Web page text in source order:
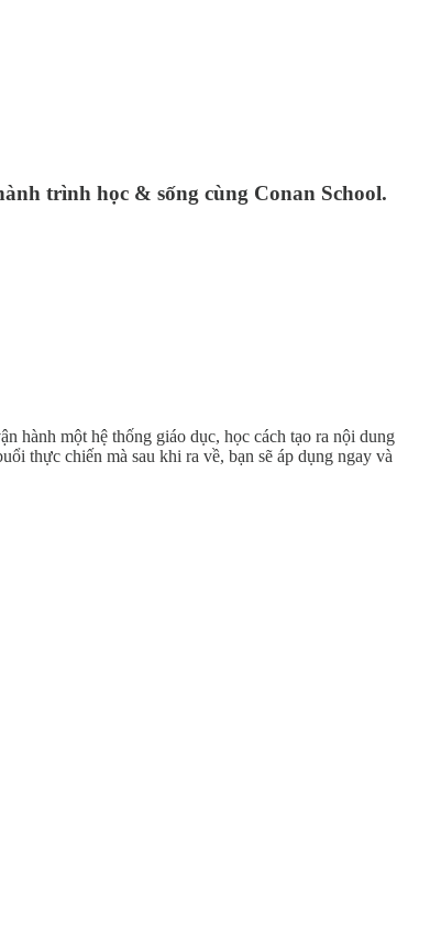
trình học & sống cùng Conan School.
hành một hệ thống giáo dục, học cách tạo ra nội dung
thực chiến mà sau khi ra về, bạn sẽ áp dụng ngay và